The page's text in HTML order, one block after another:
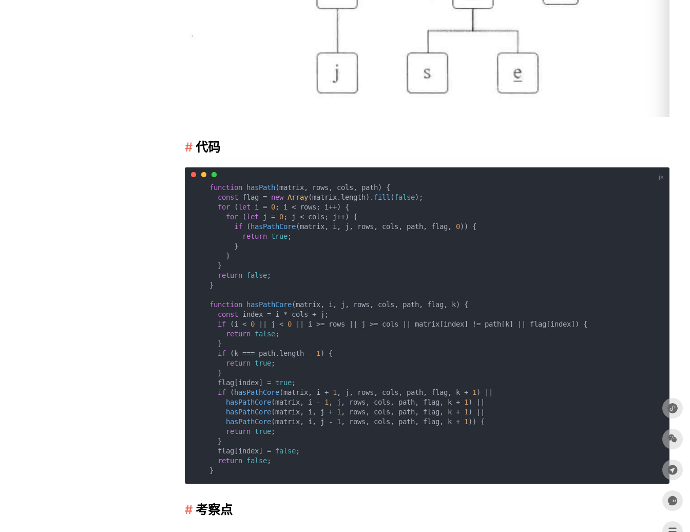
代码
function hasPath(matrix, rows, cols, path) {
const flag = new Array(matrix. length). fill (false);
for (let i = 0; i < rows; i++) {
for (let j = 0; j < cols; j++) {
if ( hasPathCore(matrix, i, j, rows, cols, path, flag, 0)) {
return true;
          }
        }
      }
return false;
    }
function hasPathCore(matrix, i, j, rows, cols, path, flag, k) {
const index = i * cols + j;
if (i < 0 || j < 0 || i >= rows || j >= cols || matrix[index] != path[k] || flag[index]) {
return false;
      }
if (k === path. length - 1) {
return true;
      }
      flag[index] =
true;
if ( hasPathCore(matrix, i + 1, j, rows, cols, path, flag, k + 1) ||
hasPathCore(matrix, i - 1, j, rows, cols, path, flag, k + 1) ||
hasPathCore(matrix, i, j + 1, rows, cols, path, flag, k + 1) ||
hasPathCore(matrix, i, j - 1, rows, cols, path, flag, k + 1)) {
return true;
      }
      flag[index] =
false;
return false;
考察点